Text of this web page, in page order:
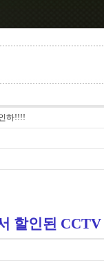
하!!!!
할인된